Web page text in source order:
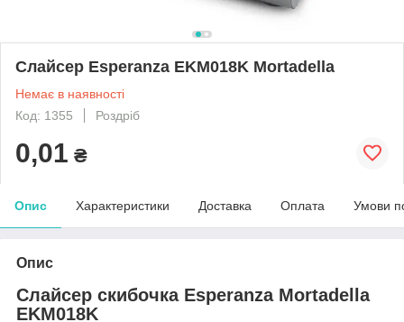
Слайсер Esperanza EKM018K Mortadella
Немає в наявності
Код: 1355
Роздріб
0,01 ₴
Опис Характеристики Доставка Оплата Умови
Опис
Слайсер скибочка Esperanza Mortadella
EKM018K